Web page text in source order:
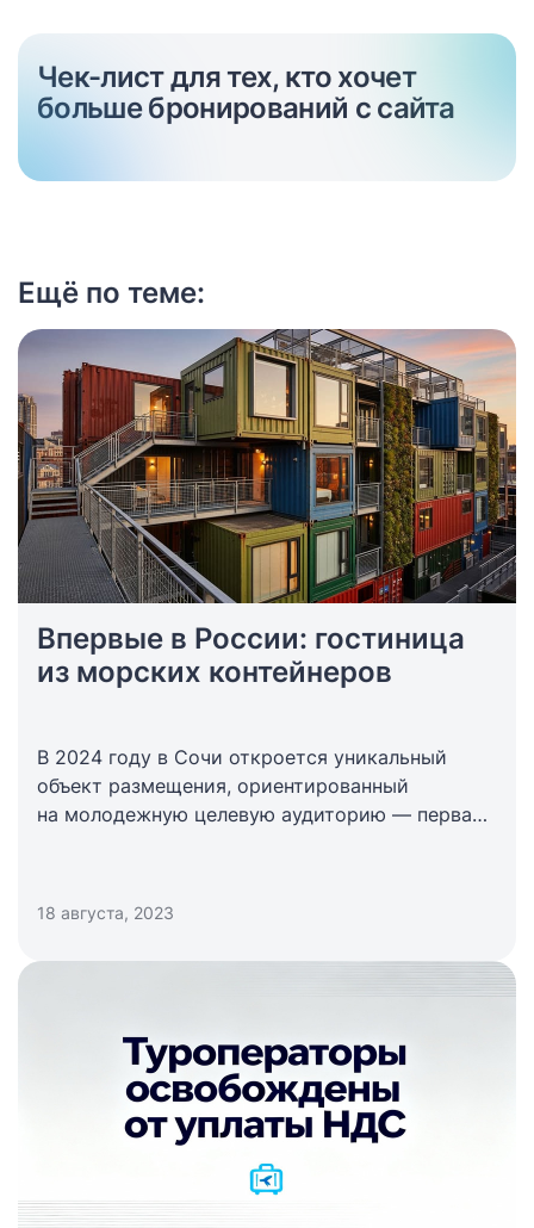
Чек-лист для тех, кто хочет
больше бронирований с сайта
Ещё по теме:
Впервые в России: гостиница
из морских контейнеров
В 2024 году в Сочи откроется уникальный
объект размещения, ориентированный
на молодежную целевую аудиторию — первая
18 августа, 2023